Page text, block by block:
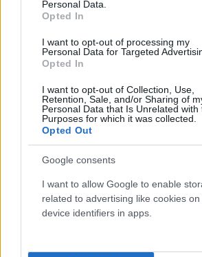
Personal Data.
Opted In
I want to opt-out of processing my
Personal Data for Targeted
Opted In
I want to opt-out of Collection, Use,
Retention, Sale, and/or Sharing of
Personal Data that Is Unrelated with
Purposes for which it was collected.
Opted Out
Google consents
I want to allow Google to enable
related to advertising like cookies
device identifiers in apps.
Όταν οι φλόγες αλλάζουν ζωές:
είδαν τους κόπους μιας ζωής να